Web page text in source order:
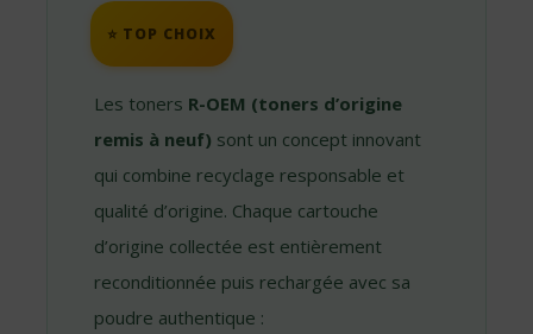
⭐ TOP CHOIX
Les toners R-OEM (toners d’origine
remis à neuf) sont un concept innovant
qui combine recyclage responsable et
qualité d’origine. Chaque cartouche
d’origine collectée est entièrement
reconditionnée puis rechargée avec sa
poudre authentique :